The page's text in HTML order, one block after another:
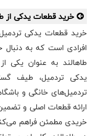
خرید قطعات یدکی از
خرید قطعات یدکی
افرادی است که به
طاهالند به عنوان یکی
یدکی تردمیل، طیف
تردمیل‌های خانگی و
ارائه قطعات اصلی و
خریدی مطمئن فراهم